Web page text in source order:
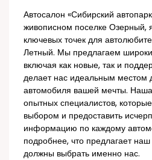
Автосалон «Сибирский
живописном поселке Озерный,
ключевых точек для
Летный. Мы предлагаем
включая как новые, так и
делает нас идеальным местом
автомобиля вашей мечты.
опытных специалистов,
выбором и предоставить
информацию по каждому
подробнее, что предлагает
должны выбрать именно нас.